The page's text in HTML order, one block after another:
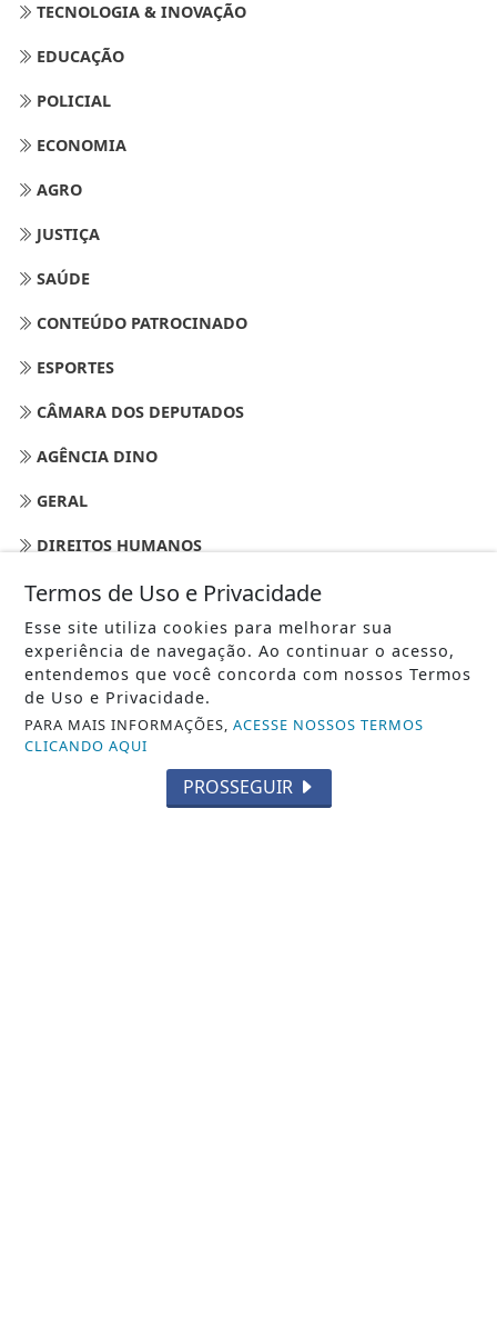
TECNOLOGIA & INOVAÇÃO
EDUCAÇÃO
POLICIAL
ECONOMIA
AGRO
JUSTIÇA
SAÚDE
CONTEÚDO PATROCINADO
ESPORTES
CÂMARA DOS DEPUTADOS
AGÊNCIA DINO
GERAL
DIREITOS HUMANOS
/ NAVEGUE
INÍCIO
SOBRE
PAINEL DO LEITOR
Termos de Uso e Privacidade
Esse site utiliza cookies para melhorar sua
experiência de navegação. Ao continuar o acesso,
entendemos que você concorda com nossos Termos
de Uso e Privacidade.
PARA MAIS INFORMAÇÕES,ACESSE NOSSOS TERMOS
CLICANDO AQUI
PROSSEGUIR